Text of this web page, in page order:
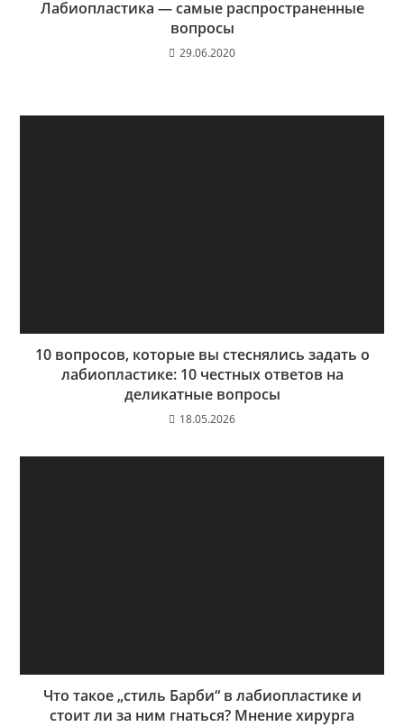
Лабиопластика — самые распространенные
вопросы
29.06.2020
10 вопросов, которые вы стеснялись задать о
лабиопластике: 10 честных ответов на
деликатные вопросы
18.05.2026
Что такое „стиль Барби“ в лабиопластике и
стоит ли за ним гнаться? Мнение хирурга